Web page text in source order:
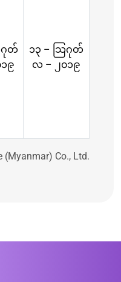
ဂုတ်
၉
၁၃ – သြဂုတ်
လ – ၂၀၁၉
(Myanmar) Co., Ltd.